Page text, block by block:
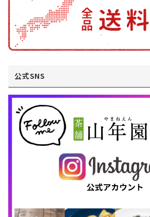
公式SNS